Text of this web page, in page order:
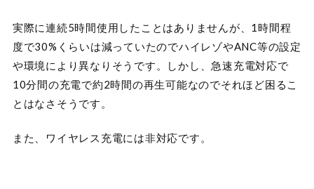
実際に連続5時間使用したことはありませんが、1時間程
度で30%くらいは減っていたのでハイレゾやANC等の設定
や環境により異なりそうです。しかし、急速充電対応で
10分間の充電で約2時間の再生可能なのでそれほど困るこ
とはなさそうです。
また、ワイヤレス充電には非対応です。